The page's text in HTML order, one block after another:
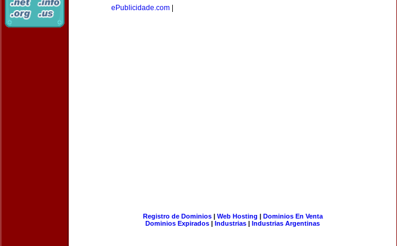
ePublicidade.com|
Registro de Dominios| Web Hosting | Dominios En Venta
Dominios Expirados | Industrias | Industrias Argentinas